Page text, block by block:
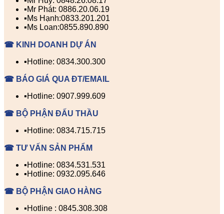
▪️Mr Phát: 0886.20.06.19
▪️Ms Hạnh:0833.201.201
▪️Ms Loan:0855.890.890
☎ KINH DOANH DỰ ÁN
▪️Hotline: 0834.300.300
☎ BÁO GIÁ QUA ĐT/EMAIL
▪️Hotline: 0907.999.609
☎ BỘ PHẬN ĐẤU THẦU
▪️Hotline: 0834.715.715
☎ TƯ VẤN SẢN PHẨM
▪️Hotline: 0834.531.531
▪️Hotline: 0932.095.646
☎ BỘ PHẬN GIAO HÀNG
▪️Hotline : 0845.308.308